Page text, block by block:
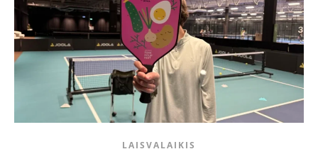
LAISVALAIKIS